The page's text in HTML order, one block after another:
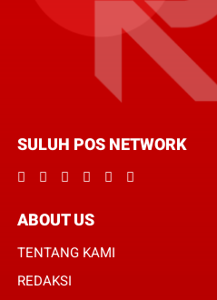
SULUH POS NETWORK
ABOUT US
TENTANG KAMI
REDAKSI